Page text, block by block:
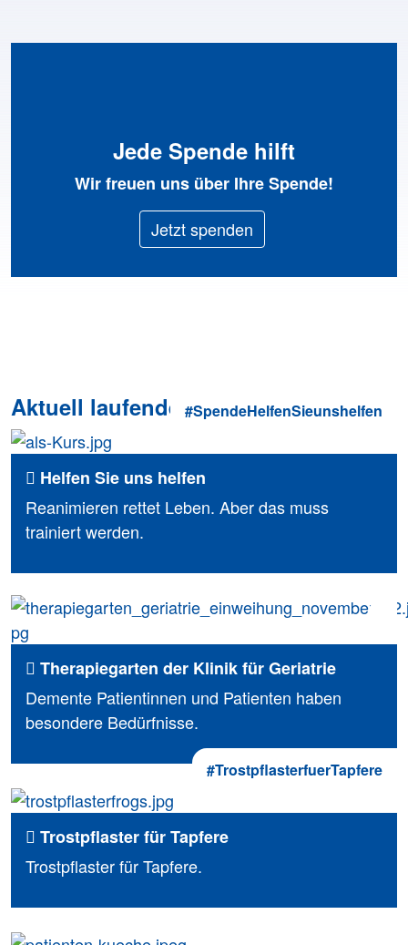
Jede Spende hilft
Wir freuen uns über Ihre Spende!
Jetzt spenden
Aktuell laufende Spendenprojekte
#SpendeHelfenSieunshelfen
Helfen Sie uns helfen
Reanimieren rettet Leben. Aber das muss
trainiert werden.
Therapiegarten der Klinik für Geriatrie
Demente Patientinnen und Patienten haben
besondere Bedürfnisse.
#TrostpflasterfuerTapfere
Trostpflaster für Tapfere
Trostpflaster für Tapfere.